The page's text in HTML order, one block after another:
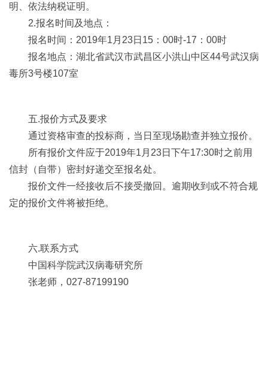
明、依法纳税证明。
2.报名时间及地点：
报名时间：2019年1月23日15：00时-17：00时
报名地点：湖北省武汉市武昌区小洪山中区44号武汉病
毒所3号楼107室
五.报价方式及要求
通过资格审查的投标商，当日至现场勘查并独立报价。
所有报价文件应于2019年1月23日下午17:30时之前用
信封（自带）密封好递交至报名处。
报价文件一经接收后不接受撤回。逾期收到或不符合规
定的报价文件将被拒绝。
六.联系方式
中国科学院武汉病毒研究所
张老师，027-87199190